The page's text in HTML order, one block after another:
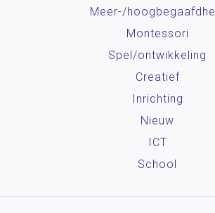
Meer-/
Montessori
Spel/ontwikkeling
Creatief
Inrichting
Nieuw
ICT
School